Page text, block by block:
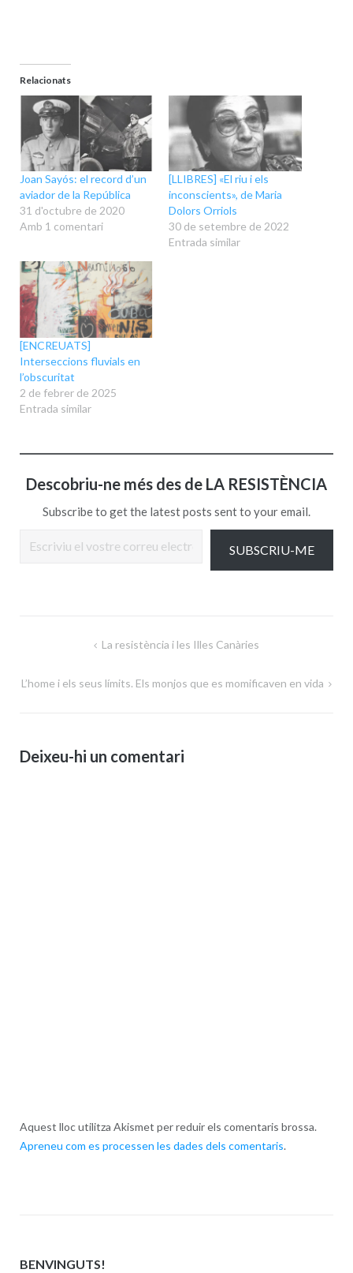
Relacionats
Joan Sayós: el record d’un
aviador de la República
31 d'octubre de 2020
Amb 1 comentari
[LLIBRES] «El riu i els
inconscients», de Maria
Dolors Orriols
30 de setembre de 2022
Entrada similar
[ENCREUATS]
Interseccions fluvials en
l’obscuritat
2 de febrer de 2025
Entrada similar
Descobriu-ne més des de LA RESISTÈNCIA
Subscribe to get the latest posts sent to your email.
SUBSCRIU-ME
NavegacióLa resistència i les Illes Canàries
L’home i els seus límits. Els monjos que es momificaven en vida
Deixeu-hi un comentari
Aquest lloc utilitza Akismet per reduir els comentaris brossa.
Apreneu com es processen les dades dels comentaris.
BENVINGUTS!